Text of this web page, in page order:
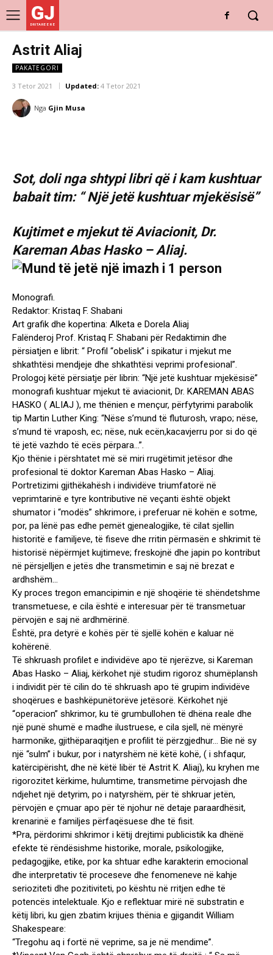
GJ
DRITARE E RE
Astrit Aliaj
PAKATEGORI
3 Tetor 2021 Updated: 4 Tetor 2021
Nga Gjin Musa
Sot, doli nga shtypi libri që i kam kushtuar
babait tim: “ Një jetë kushtuar mjekësisë”
Kujtimet e mjekut të Aviacionit, Dr.
Kareman Abas Hasko – Aliaj.
Monografi.
Redaktor: Kristaq F. Shabani
Art grafik dhe kopertina: Alketa e Dorela Aliaj
Falënderoj Prof. Kristaq F. Shabani për Redaktimin dhe
përsiatjen e librit: “ Profil “obelisk” i spikatur i mjekut me
shkathtësi mendjeje dhe shkathtësi veprimi profesional”.
Prologoj këtë përsiatje për librin: “Një jetë kushtuar mjekësisë”
monografi kushtuar mjekut të aviacionit, Dr. KAREMAN ABAS
HASKO ( ALIAJ ), me thënien e mençur, përfytyrimi parabolik
tip Martin Luther King: “Nëse s’mund të fluturosh, vrapo; nëse,
s’mund të vraposh, ec; nëse, nuk ecën,kacavjerru por si do që
të jetë vazhdo të ecës përpara…”.
Kjo thënie i përshtatet më së miri rrugëtimit jetësor dhe
profesional të doktor Kareman Abas Hasko – Aliaj.
Portretizimi gjithëkahësh i individëve triumfatorë në
veprimtarinë e tyre kontributive në veçanti është objekt
shumator i “modës” shkrimore, i preferuar në kohën e sotme,
por, pa lënë pas edhe pemët gjenealogjike, të cilat sjellin
historitë e familjeve, të fiseve dhe rritin përmasën e shkrimit të
historisë nëpërmjet kujtimeve; freskojnë dhe japin po kontribut
në përsjelljen e jetës dhe transmetimin e saj në brezat e
ardhshëm…
Ky proces tregon emancipimin e një shoqërie të shëndetshme
transmetuese, e cila është e interesuar për të transmetuar
përvojën e saj në ardhmërinë.
Është, pra detyrë e kohës për të sjellë kohën e kaluar në
kohërenë.
Të shkruash profilet e individëve apo të njerëzve, si Kareman
Abas Hasko – Aliaj, kërkohet një studim rigoroz shumëplansh
i individit për të cilin do të shkruash apo të grupim individëve
shoqërues e bashkëpunëtorëve jetësorë. Kërkohet një
“operacion” shkrimor, ku të grumbullohen të dhëna reale dhe
një punë shumë e madhe ilustruese, e cila sjell, në mënyrë
harmonike, gjithëparaqitjen e profilit të përzgjedhur… Bie në sy
një “sulm” i bukur, por i natyrshëm në këtë kohë, ( i shfaqur,
katërcipërisht, dhe në këtë libër të Astrit K. Aliaj), ku kryhen me
rigorozitet kërkime, hulumtime, transmetime përvojash dhe
ndjehet një detyrim, po i natyrshëm, për të shkruar jetën,
përvojën e çmuar apo për të njohur në detaje paraardhësit,
krenarinë e familjes përfaqësuese dhe të fisit.
*Pra, përdorimi shkrimor i këtij drejtimi publicistik ka dhënë
efekte të rëndësishme historike, morale, psikologjike,
pedagogjike, etike, por ka shtuar edhe karakterin emocional
dhe interpretativ të proceseve dhe fenomeneve në kahje
serioziteti dhe pozitiviteti, po kështu në rritjen edhe të
potencës intelektuale. Kjo e reflektuar mirë në substratin e
këtij libri, ku gjen zbatim krijues thënia e gjigandit William
Shakespeare:
“Tregohu aq i fortë në veprime, sa je në mendime”.